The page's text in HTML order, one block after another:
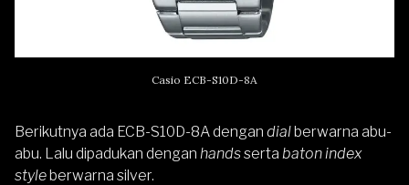
Casio ECB-S10D-8A
Berikutnya ada ECB-S10D-8A dengan dialberwarna abu-
abu. Lalu dipadukan dengan handsserta baton index
styleberwarna silver.